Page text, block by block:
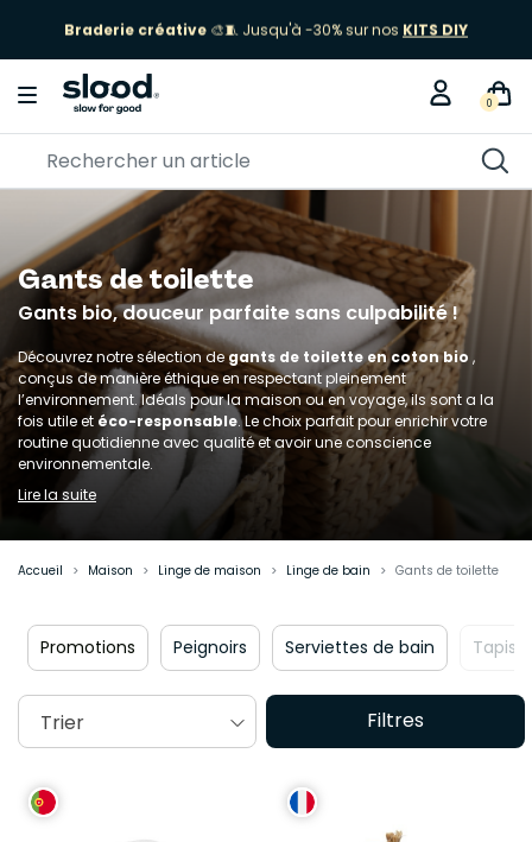
Braderie créative 🎨🧵 Jusqu'à -30% sur nos KITS DIY
0
Gants de toilette
Gants bio, douceur parfaite sans culpabilité !
Découvrez notre sélection degants de toilette en coton bio ,
conçus de manière éthique en respectant pleinement
l’environnement. Idéals pour la maison ou en voyage, ils sont a la
fois utile et éco-responsable. Le choix parfait pour enrichir votre
routine quotidienne avec qualité et avoir une conscience
environnementale.
Lire la suite
Accueil Maison Linge de maison Linge de bain Gants de toilette
Promotions Peignoirs Serviettes de bain
Filtres
Trier